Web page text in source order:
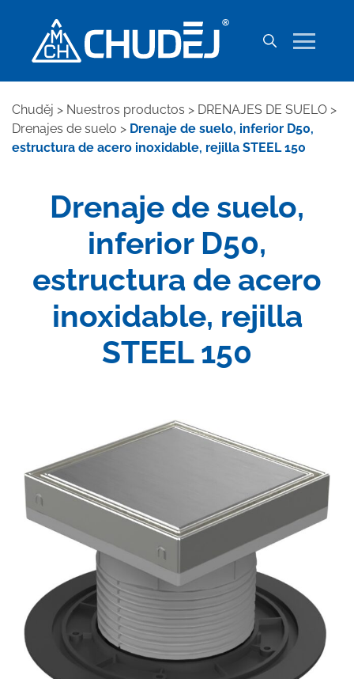
Chuděj > Nuestros productos > DRENAJES DE SUELO >
Drenajes de suelo > Drenaje de suelo, inferior D50,
estructura de acero inoxidable, rejilla STEEL 150
Drenaje de suelo,
inferior D50,
estructura de acero
inoxidable, rejilla
STEEL 150